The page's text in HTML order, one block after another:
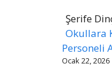
Şerife
Okullara
Personeli
Ocak 22, 2026